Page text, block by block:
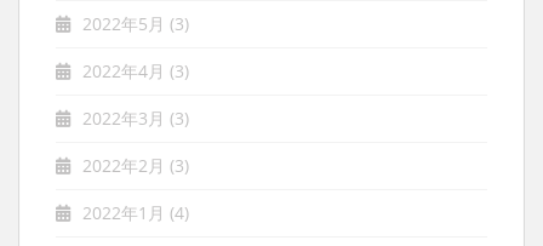
2022年5月 (3)
2022年4月 (3)
2022年3月 (3)
2022年2月 (3)
2022年1月 (4)